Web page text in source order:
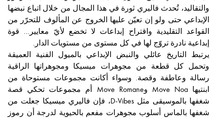
والتقاليد، تُحدث فاليري ثورة في هذا المجال من خلال اتباع نبضها
الإبداعي حتى ولو إن تعيّن عليها الخروج عن المألوف للتحرّر من
القواعد التقليدية واقتراح إبداعات لا تخضع لأيّ معايير... قوة
إبداعية نادرة تروّج لها في كل مستوى من مستويات الدار.
يرتبط التاريخ عائلي والنبض الإبداعي بالميول الفنية العميقة
وتحمل كل قطعة من مجوهرات ميسيكا ومجوهراتها الراقية
رسالة وعاطفة وقصة. وسواء أكانت مجموعات مستوحاة من
ابنتيها Move Noa وMove Romane أم مجموعات تحكي قصة
شغفها بالموسيقى مثل D-Vibes، فإن فاليري ميسيكا جعلت من
شغفها بالماس أسلوب مجوهرات مفعم بالحيوية لدرجة أن رموز